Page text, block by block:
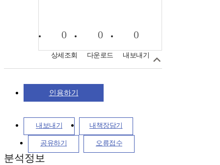
0
상세조회
0
다운로드
0
내보내기
인용하기
내보내기 내책장담기
공유하기 오류접수
분석정보